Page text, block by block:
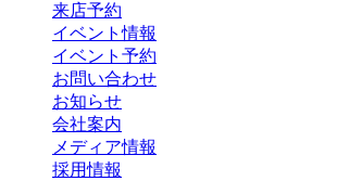
来店予約
イベント情報
イベント予約
お問い合わせ
お知らせ
会社案内
メディア情報
採用情報